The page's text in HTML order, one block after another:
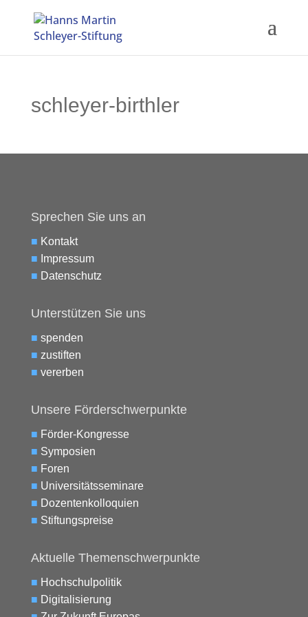
schleyer-birthler
Sprechen Sie uns an
■ Kontakt
■ Impressum
■ Datenschutz
Unterstützen Sie uns
■ spenden
■ zustiften
■ vererben
Unsere Förderschwerpunkte
■ Förder-Kongresse
■ Symposien
■ Foren
■ Universitätsseminare
■ Dozentenkolloquien
■ Stiftungspreise
Aktuelle Themenschwerpunkte
■ Hochschulpolitik
■ Digitalisierung